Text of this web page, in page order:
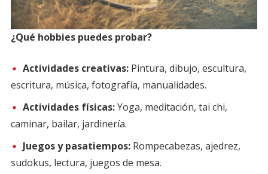
¿Qué hobbies puedes probar?
Actividades creativas:Pintura, dibujo, escultura,
escritura, música, fotografía, manualidades.
Actividades físicas:Yoga, meditación, tai chi,
caminar, bailar, jardinería.
Juegos y pasatiempos:Rompecabezas, ajedrez,
sudokus, lectura, juegos de mesa.